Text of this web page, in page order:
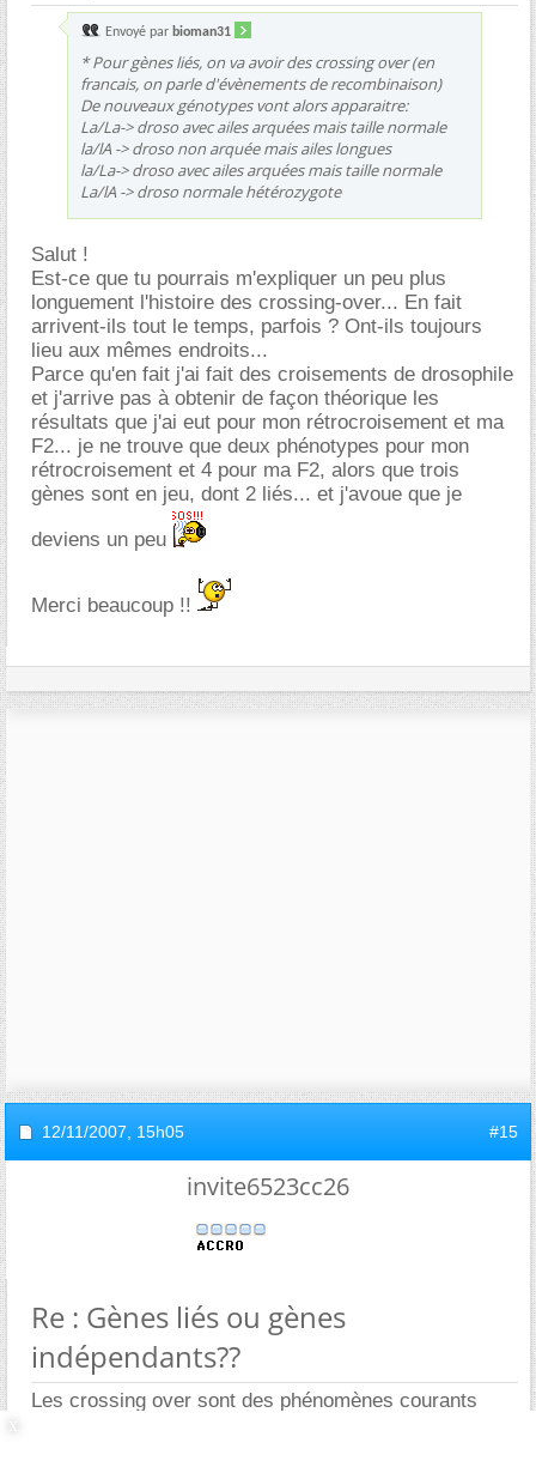
Envoyé par bioman31
* Pour gènes liés, on va avoir des crossing over (en
francais, on parle d'évènements de recombinaison)
De nouveaux génotypes vont alors apparaitre:
La/La-> droso avec ailes arquées mais taille normale
la/lA -> droso non arquée mais ailes longues
la/La-> droso avec ailes arquées mais taille normale
La/lA -> droso normale hétérozygote
Salut !
Est-ce que tu pourrais m'expliquer un peu plus
longuement l'histoire des crossing-over... En fait
arrivent-ils tout le temps, parfois ? Ont-ils toujours
lieu aux mêmes endroits...
Parce qu'en fait j'ai fait des croisements de drosophile
et j'arrive pas à obtenir de façon théorique les
résultats que j'ai eut pour mon rétrocroisement et ma
F2... je ne trouve que deux phénotypes pour mon
rétrocroisement et 4 pour ma F2, alors que trois
gènes sont en jeu, dont 2 liés... et j'avoue que je
deviens un peu
Merci beaucoup !!
12/11/2007, 15h05 #15
invite6523cc26
Re : Gènes liés ou gènes
indépendants??
Les crossing over sont des phénomènes courants